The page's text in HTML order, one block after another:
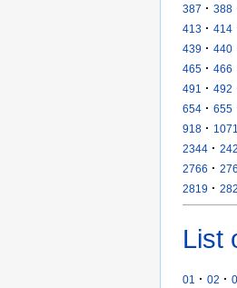
387 · 388
413 · 414
439 · 440
465 · 466
491
· 492
654 · 655
918 · 1071
2344 ·
2766 ·
2819 ·
List
01 · 02 ·